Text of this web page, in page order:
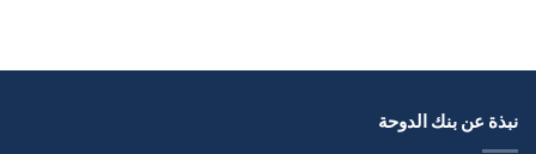
نبذة عن بنك الدوحة